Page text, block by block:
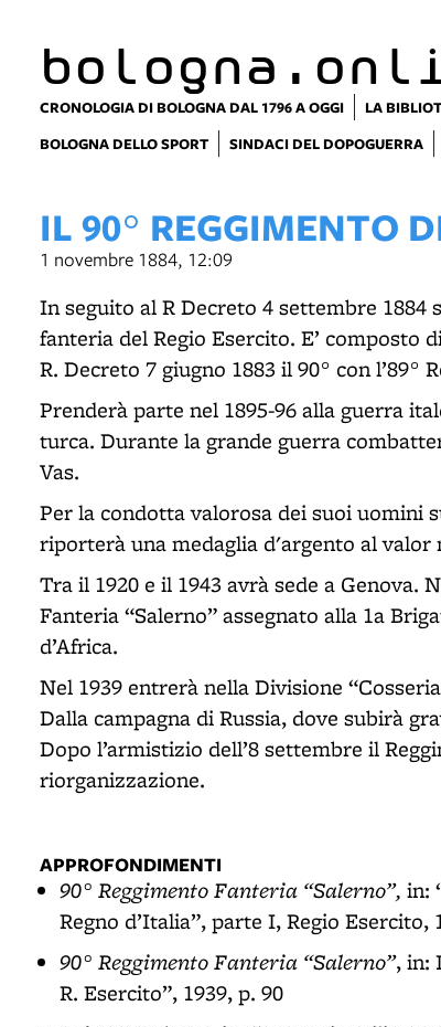
CRONOLOGIA DI BOLOGNA DAL 1796 A OGGI LA
BOLOGNA DELLO SPORT
SINDACI DEL DOPOGUERRA
IL 90° REGGIMENTO
1 novembre 1884, 12:09
In seguito al R Decreto 4 settembre 1884
fanteria del Regio Esercito. E’ composto
R. Decreto 7 giugno 1883 il 90° con
Prenderà parte nel 1895-96 alla guerra
turca. Durante la grande guerra
Vas.
Per la condotta valorosa dei suoi uomini
riporterà una medaglia d'argento al valor
Tra il 1920 e il 1943 avrà sede a Genova.
Fanteria “Salerno” assegnato alla 1a
d’Africa.
Nel 1939 entrerà nella Divisione
Dalla campagna di Russia, dove subirà
Dopo l’armistizio dell’8 settembre il
riorganizzazione.
APPROFONDIMENTI
90° Reggimento Fanteria “Salerno”, in:
Regno d’Italia”, parte I, Regio Esercito,
90° Reggimento Fanteria “Salerno”, in:
R. Esercito”, 1939, p. 90